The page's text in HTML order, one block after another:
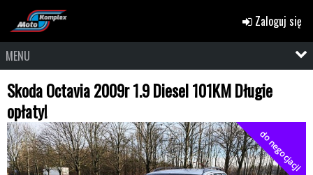
Zaloguj się
MENU
Skoda Octavia 2009r 1.9 Diesel 101KM Długie
opłaty!
do negocjacji